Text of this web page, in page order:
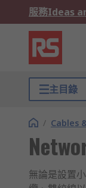
服務Ideas
主目錄
/ Cables
無論是設置